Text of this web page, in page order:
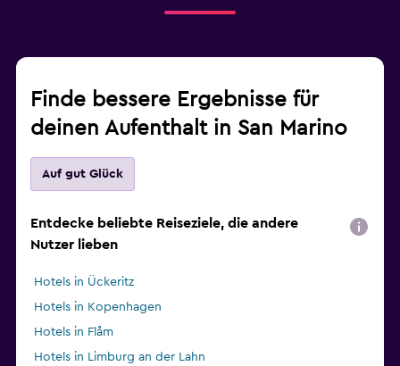
Finde bessere Ergebnisse für
deinen Aufenthalt in San Marino
Auf gut Glück
Entdecke beliebte Reiseziele, die andere
Nutzer lieben
Hotels in Ückeritz
Hotels in Kopenhagen
Hotels in Flåm
Hotels in Limburg an der Lahn